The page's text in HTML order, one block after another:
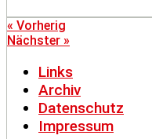
« Vorherig
Nächster »
Links
Archiv
Datenschutz
Impressum